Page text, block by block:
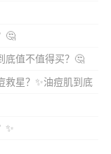
🤔
底值不值得买？🤔
救星？✨油痘肌到底
✨